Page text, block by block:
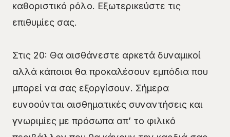
καθοριστικό ρόλο. Εξωτερικεύστε τις
επιθυμίες σας.
Στις 20: Θα αισθάνεστε αρκετά δυναμικοί
αλλά κάποιοι θα προκαλέσουν εμπόδια που
μπορεί να σας εξοργίσουν. Σήμερα
ευνοούνται αισθηματικές συναντήσεις και
γνωριμίες με πρόσωπα απ’ το φιλικό